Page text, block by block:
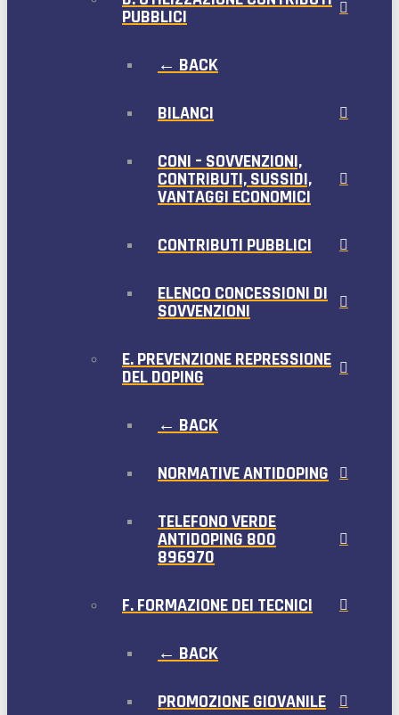
PUBBLICI
← BACK
BILANCI
CONI – SOVVENZIONI,
CONTRIBUTI, SUSSIDI,
VANTAGGI ECONOMICI
CONTRIBUTI PUBBLICI
ELENCO CONCESSIONI DI
SOVVENZIONI
E. PREVENZIONE REPRESSIONE
DEL DOPING
← BACK
NORMATIVE ANTIDOPING
TELEFONO VERDE
ANTIDOPING 800
896970
F. FORMAZIONE DEI TECNICI
← BACK
PROMOZIONE GIOVANILE